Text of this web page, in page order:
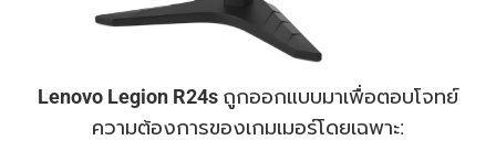
Lenovo Legion R24s ถูกออกแบบมาเพื่อตอบโจทย์
ความต้องการของเกมเมอร์โดยเฉพาะ: